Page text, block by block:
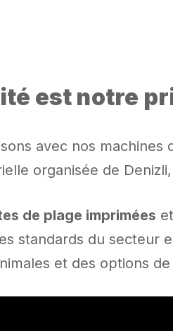
est notre
avec nos
organisée de
de plage imprimées et
standards du secteur
et des options